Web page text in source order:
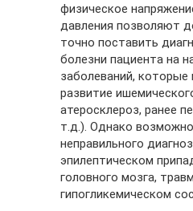
физическое
давления позволяют
точно поставить
болезни пациента на
заболеваний,
развитие
атеросклероз, ранее
т.д.). Однако
неправильного
эпилептическом
головного мозга,
гипогликемическом